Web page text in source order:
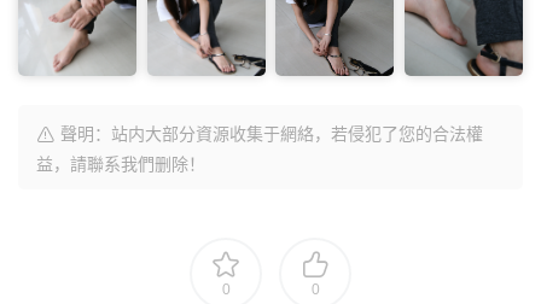
聲明：站内大部分資源收集于網絡，若侵犯了您的合法權
益，請聯系我們删除！
0 0